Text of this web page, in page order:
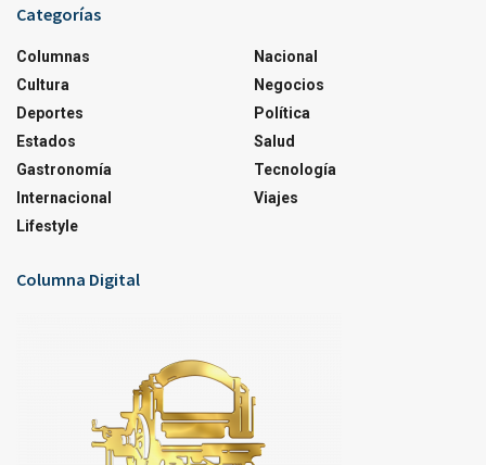
Categorías
Columnas
Cultura
Deportes
Estados
Gastronomía
Internacional
Lifestyle
Nacional
Negocios
Política
Salud
Tecnología
Viajes
Columna Digital